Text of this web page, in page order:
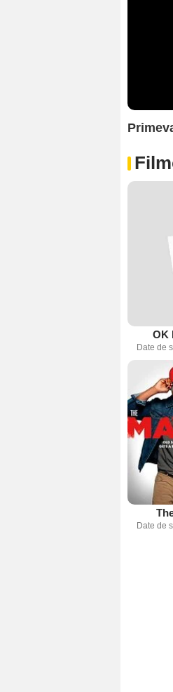
OK
Date de
Date de